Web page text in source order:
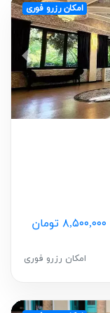
امکان رزرو فوری
امکان رزرو فوری